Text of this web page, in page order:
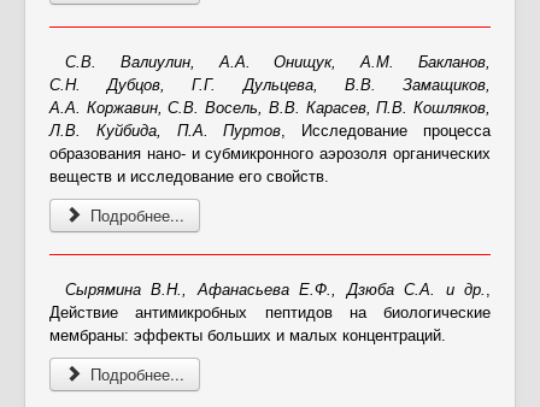
С.В. Валиулин, А.А. Онищук, А.М. Бакланов,
С.Н. Дубцов, Г.Г. Дульцева, В.В. Замащиков,
А.А. Коржавин, С.В. Восель, В.В. Карасев, П.В. Кошляков,
Л.В. Куйбида, П.А. Пуртов , Исследование процесса
образования нано- и субмикронного аэрозоля органических
веществ и исследование его свойств.
Подробнее...
Сырямина В.Н., Афанасьева Е.Ф., Дзюба С.А. и др.
Действие антимикробных пептидов на биологические
мембраны: эффекты больших и малых концентраций.
Подробнее...